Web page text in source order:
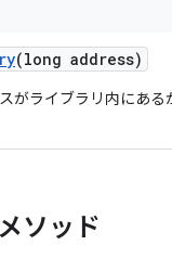
(long address)
がライブラリ内にある
ソッド